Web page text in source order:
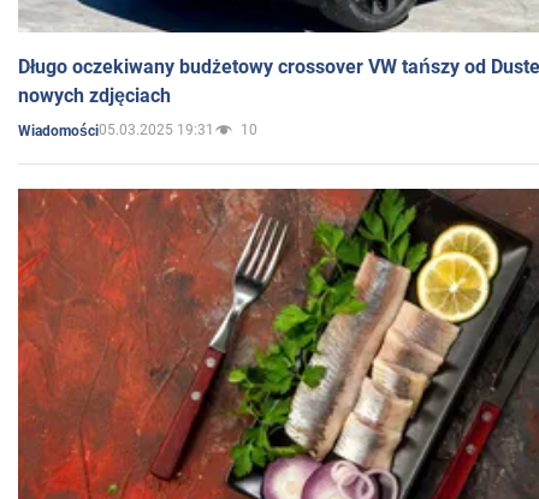
Długo oczekiwany budżetowy crossover VW tańszy od
nowych zdjęciach
Wiadomości05.03.2025 19:31 10